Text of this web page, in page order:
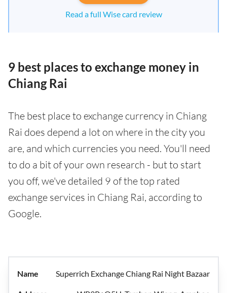
Read a full Wise card review
9 best places to exchange money in
Chiang Rai
The best place to exchange currency in Chiang
Rai does depend a lot on where in the city you
are, and which currencies you need. You'll need
to do a bit of your own research - but to start
you off, we've detailed 9 of the top rated
exchange services in Chiang Rai, according to
Google.
Superrich Exchange Chiang Rai Night Bazaar